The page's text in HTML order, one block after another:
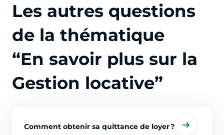
Les autres questions
de la thématique
“En savoir plus sur la
Gestion locative”
Comment obtenir sa quittance de loyer ?